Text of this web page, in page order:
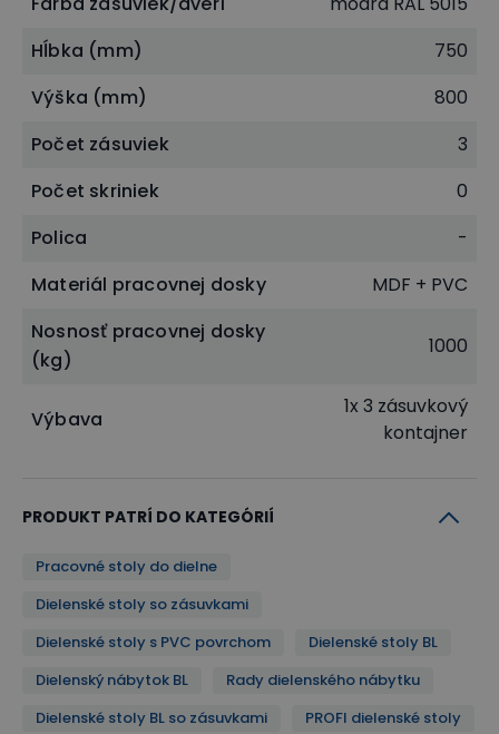
Hĺbka (mm)
750
Výška (mm)
800
Počet zásuviek
3
Počet skriniek
0
Polica
-
Materiál pracovnej dosky
MDF + PVC
Nosnosť pracovnej dosky
(kg)
1000
Výbava
1x 3 zásuvkový
kontajner
PRODUKT PATRÍ DO KATEGÓRIÍ
Pracovné stoly do dielne
Dielenské stoly so zásuvkami
Dielenské stoly s PVC povrchom
Dielenské stoly BL
Dielenský nábytok BL
Rady dielenského nábytku
Dielenské stoly BL so zásuvkami
PROFI dielenské stoly